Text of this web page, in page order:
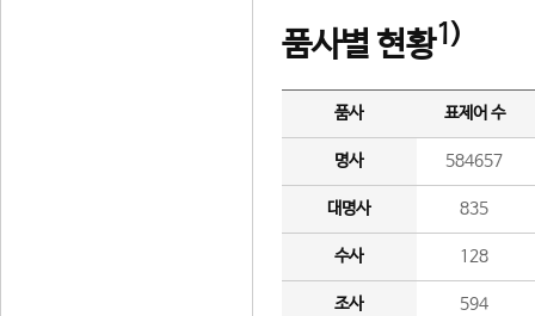
품사별 현황1)
품사 표제어 수
명사 584657
대명사 835
수사 128
조사 594